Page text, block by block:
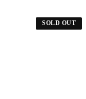
SOLD OUT